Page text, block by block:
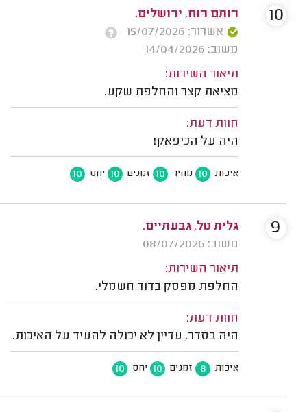
רותם רוח, ירושלים.
אשרור: 15/07/2026
משוב: 14/04/2026
תיאור השירות:
מציאת קצר והחלפת שקע.
חוות דעת:
היה על הכיפאק!
איכות 10 מחיר 10 זמנים 10 יחס 10
10
גלית טל, גבעתיים.
משוב: 08/07/2026
תיאור השירות:
החלפת מפסק בדוד חשמלי.
חוות דעת:
היה בסדר, עדיין לא יכולה להעיד על האיכות.
איכות 8 זמנים 10 יחס 10
9